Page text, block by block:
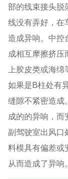
部的线束接头脱
线没有弄好，在
造成异响。中控
成相互摩擦挤压
上胶皮类或海
如果是B柱处有
缝隙不紧密造成
成的的异响，而
副驾驶室出风口
料模具有偏差或
从而造成了异响。